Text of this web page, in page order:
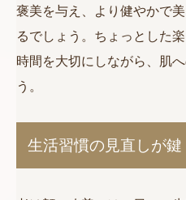
褒美を与え、より健やかで
るでしょう。ちょっとした
時間を大切にしながら、肌
う。
生活習慣の見直しが